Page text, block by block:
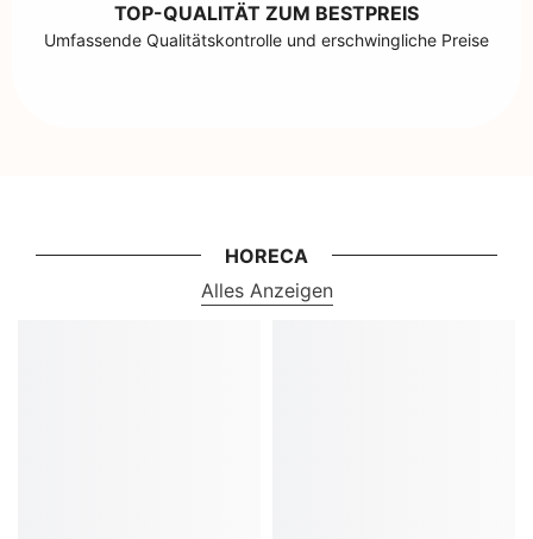
TOP-QUALITÄT ZUM BESTPREIS
Umfassende Qualitätskontrolle und erschwingliche Preise
HORECA
Alles Anzeigen